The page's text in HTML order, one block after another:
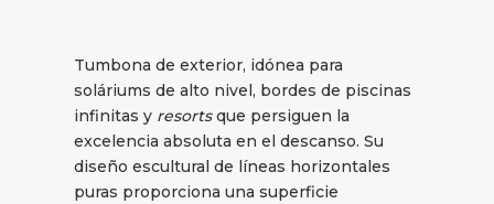
Tumbona de exterior, idónea para
soláriums de alto nivel, bordes de piscinas
infinitas y resortsque persiguen la
excelencia absoluta en el descanso. Su
diseño escultural de líneas horizontales
puras proporciona una superficie